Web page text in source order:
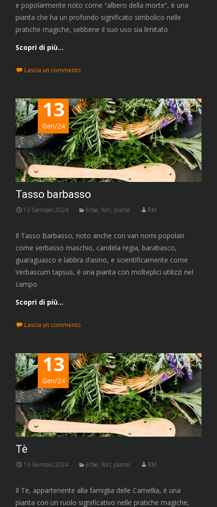
e popolarmente noto come “albero della morte”, è una
pianta che ha un profondo significato simbolico nelle
pratiche magiche, sebbene il suo uso sia limitato
Scopri di più…
Lascia un commento
13
Gen/24
Tasso barbasso
13 Gennaio 2024 Erbe, fiori, piante RM
Il Tasso Barbasso, noto anche con vari nomi popolari
come verbasso maschio, candela regia, barabasco,
guaraguasco e labbra d’asino, e scientificamente come
Verbascum tapsus, è una pianta con molteplici utilizzi nel
campo
Scopri di più…
Lascia un commento
13
Gen/24
Tè
13 Gennaio 2024 Erbe, fiori, piante RM
Il Tè, appartenente alla famiglia delle Camellia, è una
pianta con un ruolo significativo nelle pratiche magiche,